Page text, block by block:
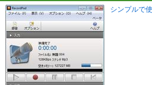
シンプルで